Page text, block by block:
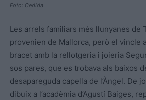
Foto: Cedida
Les arrels familiars més llunyanes de
provenien de Mallorca, però el vincle
bracet amb la rellotgeria i joieria
sos pares, que es trobava als baixos
desapareguda capella de l’Àngel. De
dibuix a l’acadèmia d’Agustí Baiges,